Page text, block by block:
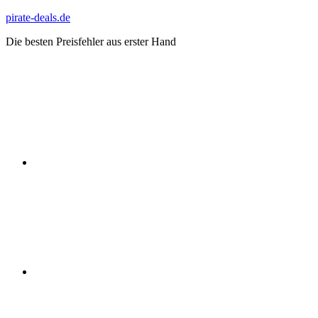
Zum
springen
pirate-deals.de
Die besten Preisfehler aus erster Hand